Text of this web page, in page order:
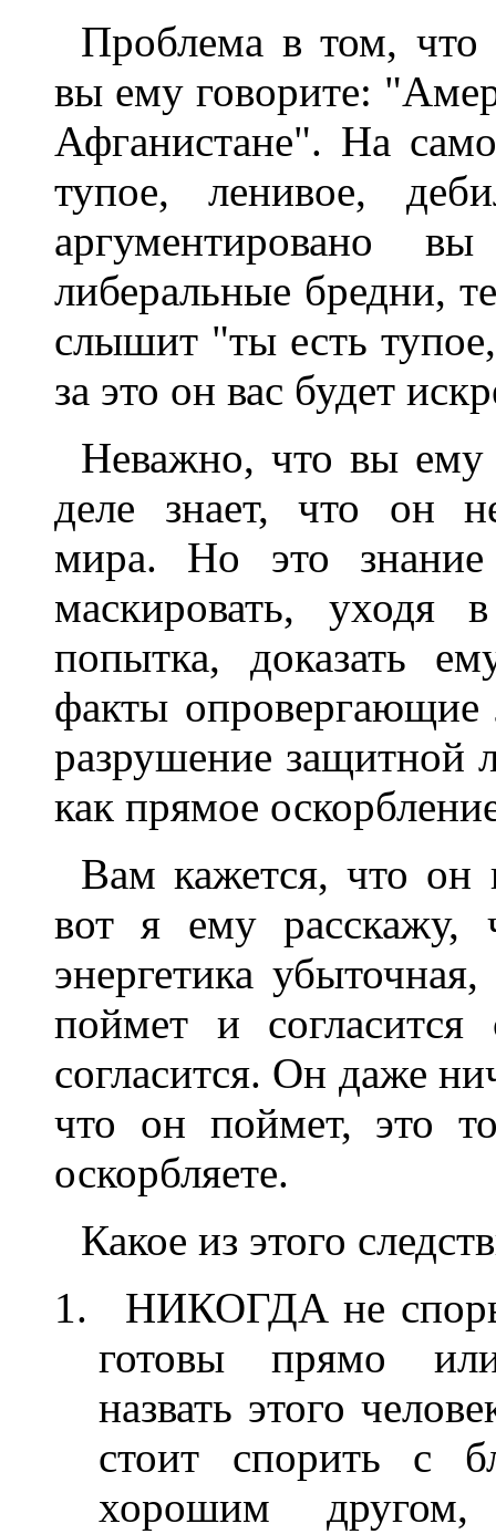
Проблема в том, что
вы ему говорите:
Афганистане". На
тупое, ленивое,
аргументировано
либеральные бредни,
слышит "ты есть
за это он вас будет
Неважно, что вы ему
деле знает, что он
мира. Но это
маскировать, уходя
попытка, доказать
факты
разрушение защитной
как прямое
Вам кажется, что он
вот я ему расскажу,
энергетика
поймет и
согласится. Он даже
что он поймет, это
оскорбляете.
Какое из этого
НИКОГДА не
готовы прямо или
назвать этого
стоит спорить с
хорошим другом,